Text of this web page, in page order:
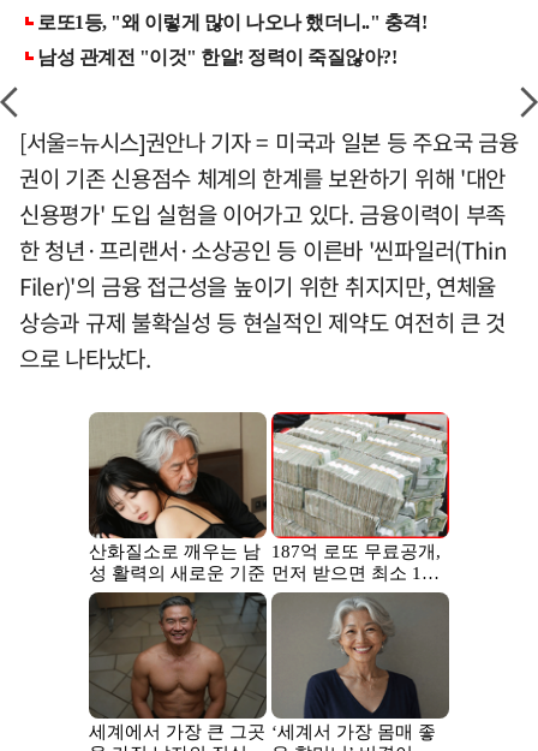
[서울=뉴시스]권안나 기자 = 미국과 일본 등 주요국 금융
권이 기존 신용점수 체계의 한계를 보완하기 위해 '대안
신용평가' 도입 실험을 이어가고 있다. 금융이력이 부족
한 청년·프리랜서·소상공인 등 이른바 '씬파일러(Thin
Filer)'의 금융 접근성을 높이기 위한 취지지만, 연체율
상승과 규제 불확실성 등 현실적인 제약도 여전히 큰 것
으로 나타났다.